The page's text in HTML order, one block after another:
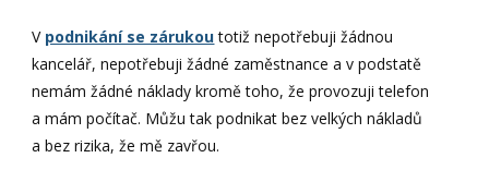
V podnikání se zárukoutotiž nepotřebuji žádnou
kancelář, nepotřebuji žádné zaměstnance a v podstatě
nemám žádné náklady kromě toho, že provozuji telefon
a mám počítač. Můžu tak podnikat bez velkých nákladů
a bez rizika, že mě zavřou.